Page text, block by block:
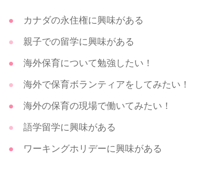
カナダの永住権に興味がある
親子での留学に興味がある
海外保育について勉強したい！
海外で保育ボランティアをしてみたい！
海外の保育の現場で働いてみたい！
語学留学に興味がある
ワーキングホリデーに興味がある